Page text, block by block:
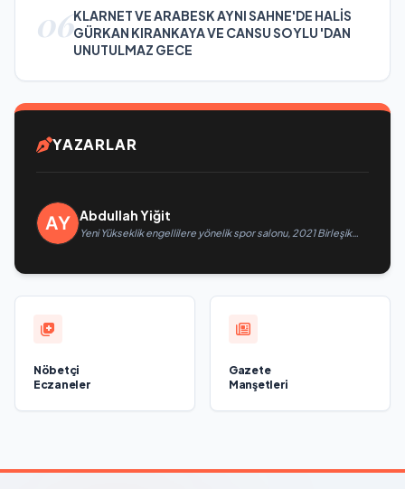
06KLARNET VE ARABESK AYNI SAHNE'DE HALİS
GÜRKAN KIRANKAYA VE CANSU SOYLU 'DAN
UNUTULMAZ GECE
YAZARLAR
Abdullah Yiğit
Yeni Yükseklik engellilere yönelik spor salonu, 2021 Birleşik
Nöbetçi
Eczaneler
Gazete
Manşetleri